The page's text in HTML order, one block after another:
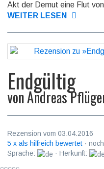
Akt der Demut eine Flut
WEITER LESEN
Endgültig
vonAndreas
Rezension vom 03.04.2016
5 x als hilfreich bewertet ·
Sprache:
· Herkunft: